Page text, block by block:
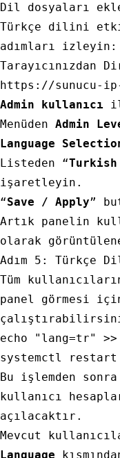
Dil dosyaları
Türkçe dilini
adımları izleyin:
Tarayıcınızdan
https: //sunucu-
Admin kullanıcı
Menüden Admin
Language
Listeden “
işaretleyin.
“Save / Apply”
Artık panelin
olarak
Adım 5: Türkçe
Tüm
panel görmesi
echo
"lang=tr"
Bu işlemden
kullanıcı
açılacaktır.
Mevcut
Language